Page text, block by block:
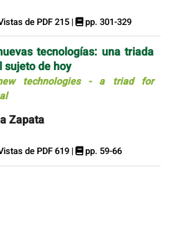
de PDF 215 | pp. 301-329
tecnologías: una triada
sujeto de hoy
technologies - a triad for
Zapata
de PDF 619 | pp. 59-66